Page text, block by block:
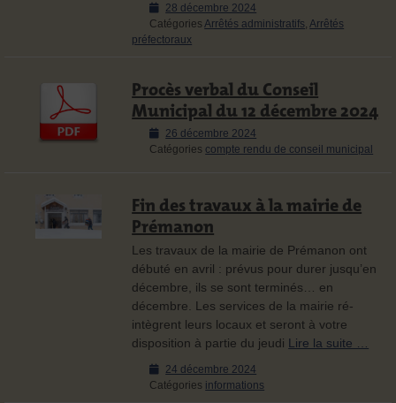
Posted
on
28 décembre 2024
CatégoriesArrêtés administratifs,Arrêtés
préfectoraux
Procès verbal du Conseil
Municipal du 12 décembre 2024
Posted
on
26 décembre 2024
Catégories compte rendu de conseil municipal
Fin des travaux à la mairie de
Prémanon
Les travaux de la mairie de Prémanon ont
débuté en avril : prévus pour durer jusqu’en
décembre, ils se sont terminés… en
décembre. Les services de la mairie ré-
intègrent leurs locaux et seront à votre
disposition à partie du jeudi Lire la suite …
Posted
on
24 décembre 2024
Catégories informations